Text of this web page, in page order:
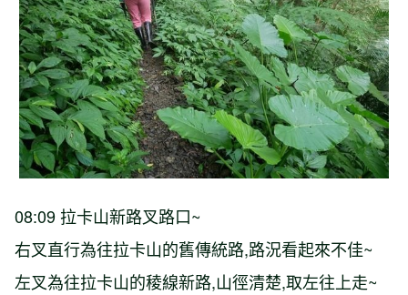
08:09 拉卡山新路叉路口~
右叉直行為往拉卡山的舊傳統路,路況看起來不佳~
左叉為往拉卡山的稜線新路,山徑清楚,取左往上走~